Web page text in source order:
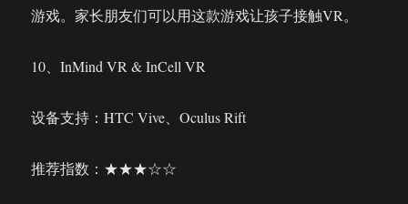
游戏。家长朋友们可以用这款游戏让孩子接触VR。
10、InMind VR & InCell VR
设备支持：HTC Vive、Oculus Rift
推荐指数：★★★☆☆